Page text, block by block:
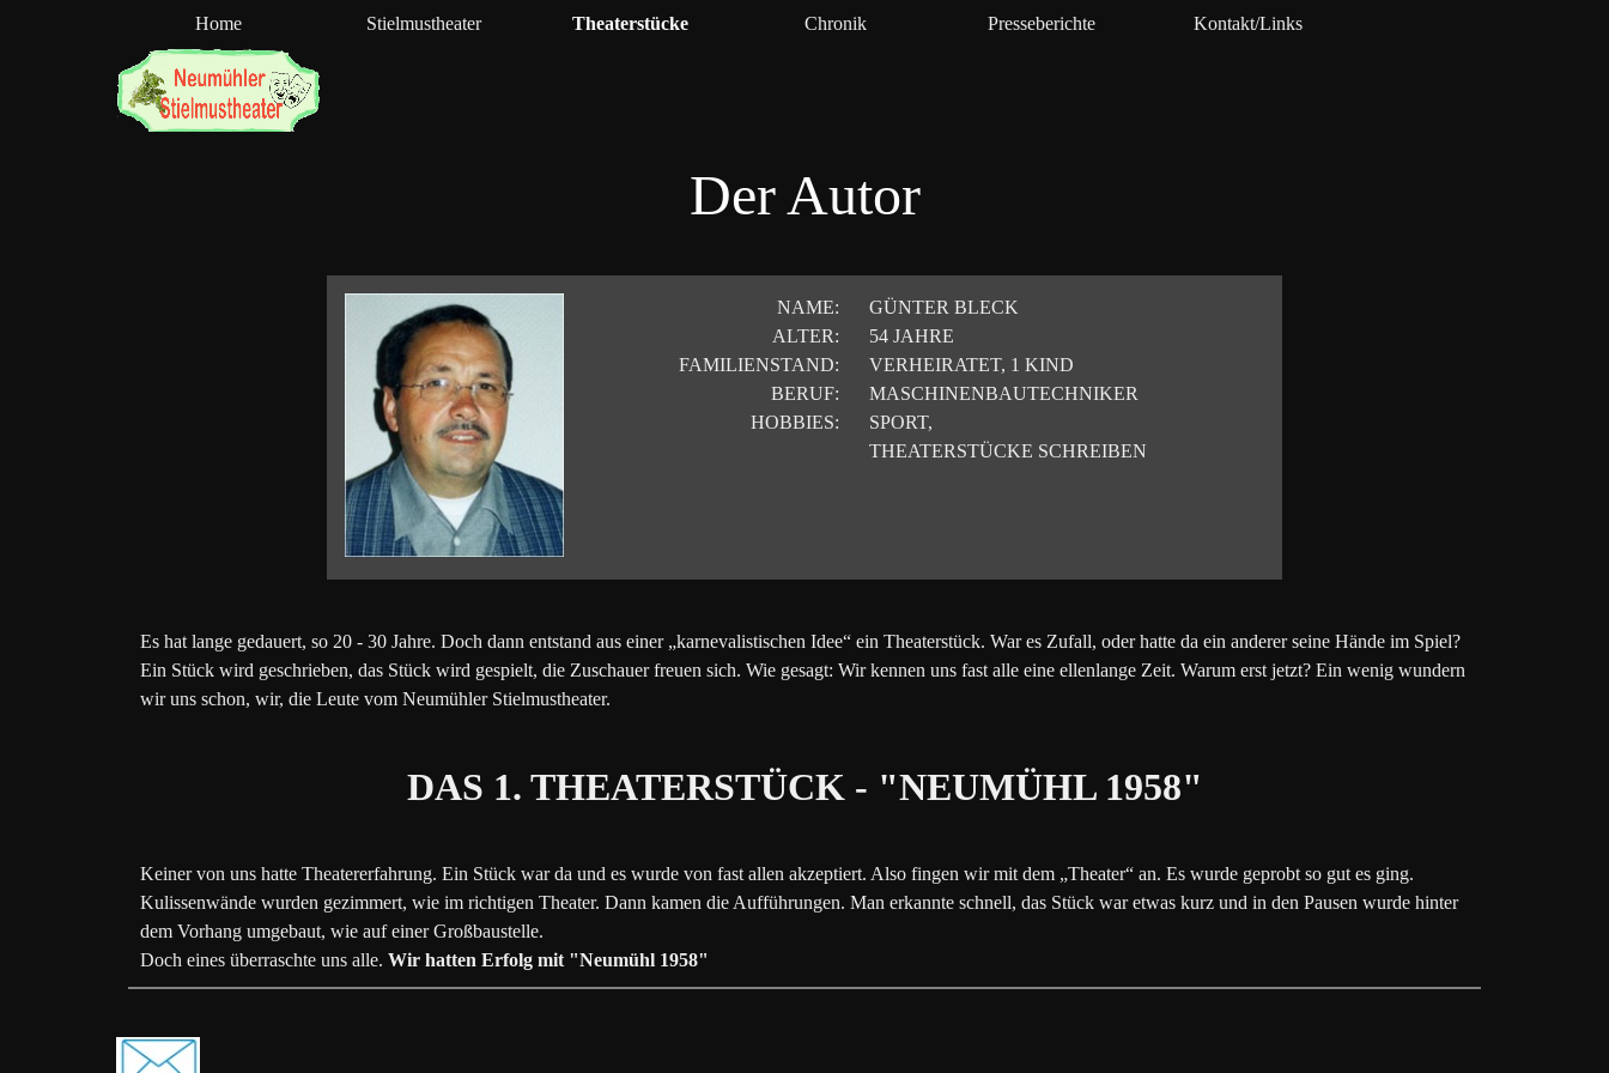
Home Stielmustheater ▼
Theaterstücke ▼
Chronik Presseberichte Kontakt/Links
Der Autor
NAME:
ALTER:
FAMILIENSTAND:
BERUF:
HOBBIES:
GÜNTER BLECK
54 JAHRE
VERHEIRATET, 1 KIND
MASCHINENBAUTECHNIKER
SPORT,
THEATERSTÜCKE SCHREIBEN
Es hat lange gedauert, so 20 - 30 Jahre. Doch dann entstand aus einer „karnevalistischen Idee“ ein Theaterstück. War es Zufall, oder hatte da ein anderer seine Hände im Spiel?
Ein Stück wird geschrieben, das Stück wird gespielt, die Zuschauer freuen sich. Wie gesagt: Wir kennen uns fast alle eine ellenlange Zeit. Warum erst jetzt? Ein wenig wundern
wir uns schon, wir, die Leute vom Neumühler Stielmustheater.
DAS 1. THEATERSTÜCK - "NEUMÜHL 1958"
Keiner von uns hatte Theatererfahrung. Ein Stück war da und es wurde von fast allen akzeptiert. Also fingen wir mit dem „Theater“ an. Es wurde geprobt so gut es ging.
Kulissenwände wurden gezimmert, wie im richtigen Theater. Dann kamen die Aufführungen. Man erkannte schnell, das Stück war etwas kurz und in den Pausen wurde hinter
dem Vorhang umgebaut, wie auf einer Großbaustelle.
Doch eines überraschte uns alle. Wir hatten Erfolg mit "Neumühl 1958"